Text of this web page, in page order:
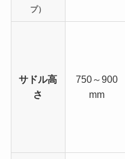
プ）
サドル高
さ
750～900
mm